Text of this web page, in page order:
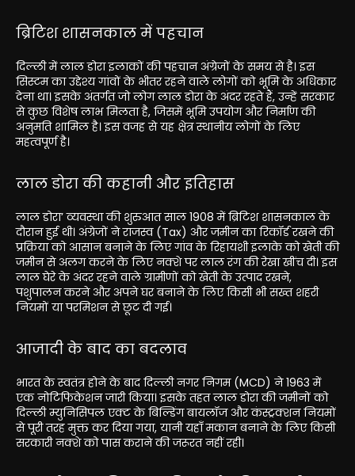
ब्रिटिश शासनकाल में पहचान
दिल्ली में लाल डोरा इलाकों की पहचान अंग्रेजों के समय से है। इस
सिस्टम का उद्देश्य गांवों के भीतर रहने वाले लोगों को भूमि के अधिकार
देना था। इसके अंतर्गत जो लोग लाल डोरा के अंदर रहते हैं, उन्हें सरकार
से कुछ विशेष लाभ मिलता है, जिसमें भूमि उपयोग और निर्माण की
अनुमति शामिल है। इस वजह से यह क्षेत्र स्थानीय लोगों के लिए
महत्वपूर्ण है।
लाल डोरा की कहानी और इतिहास
लाल डोरा’ व्यवस्था की शुरुआत साल 1908 में ब्रिटिश शासनकाल के
दौरान हुई थी। अंग्रेजों ने राजस्व (Tax) और जमीन का रिकॉर्ड रखने की
प्रक्रिया को आसान बनाने के लिए गांव के रिहायशी इलाके को खेती की
जमीन से अलग करने के लिए नक्शे पर लाल रंग की रेखा खींच दी। इस
लाल घेरे के अंदर रहने वाले ग्रामीणों को खेती के उत्पाद रखने,
पशुपालन करने और अपने घर बनाने के लिए किसी भी सख्त शहरी
नियमों या परमिशन से छूट दी गई।
आजादी के बाद का बदलाव
भारत के स्वतंत्र होने के बाद दिल्ली नगर निगम (MCD) ने 1963 में
एक नोटिफिकेशन जारी किया। इसके तहत लाल डोरा की जमीनों को
दिल्ली म्युनिसिपल एक्ट के बिल्डिंग बायलॉज और कंस्ट्रक्शन नियमों
से पूरी तरह मुक्त कर दिया गया, यानी यहाँ मकान बनाने के लिए किसी
सरकारी नक्शे को पास कराने की जरूरत नहीं रही।